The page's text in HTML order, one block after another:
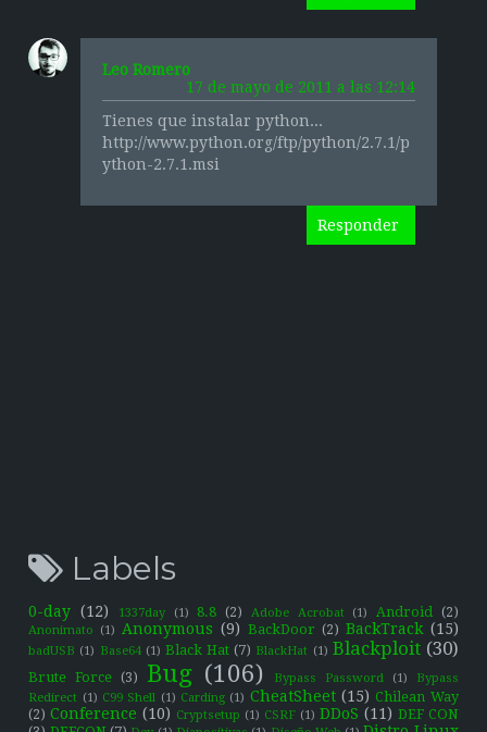
Leo Romero
17 de mayo de 2011 a las 12:14
Tienes que instalar python...
http://www.python.org/ftp/python/2.7.1/p
ython-2.7.1.msi
Responder
Labels
0-day (12) 1337day (1) 8.8 (2) Adobe Acrobat (1) Android (2)
Anonimato (1) Anonymous (9) BackDoor (2) BackTrack (15)
badUSB (1) Base64 (1) Black Hat (7) BlackHat (1) Blackploit (30)
Brute Force (3) Bug (106) Bypass Password (1)
Bypass
Redirect (1) C99 Shell (1) Carding (1) CheatSheet (15) Chilean Way
(2) Conference (10) Cryptsetup (1) CSRF (1) DDoS (11) DEF CON